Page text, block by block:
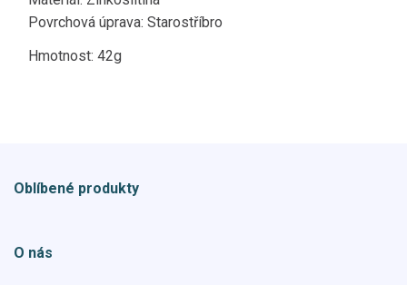
Povrchová úprava: Starostříbro
Hmotnost: 42g
Oblíbené produkty
O nás